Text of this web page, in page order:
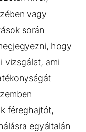
vagy
során
hogy
vizsgálat, ami
féreghajtót,
egyáltalán